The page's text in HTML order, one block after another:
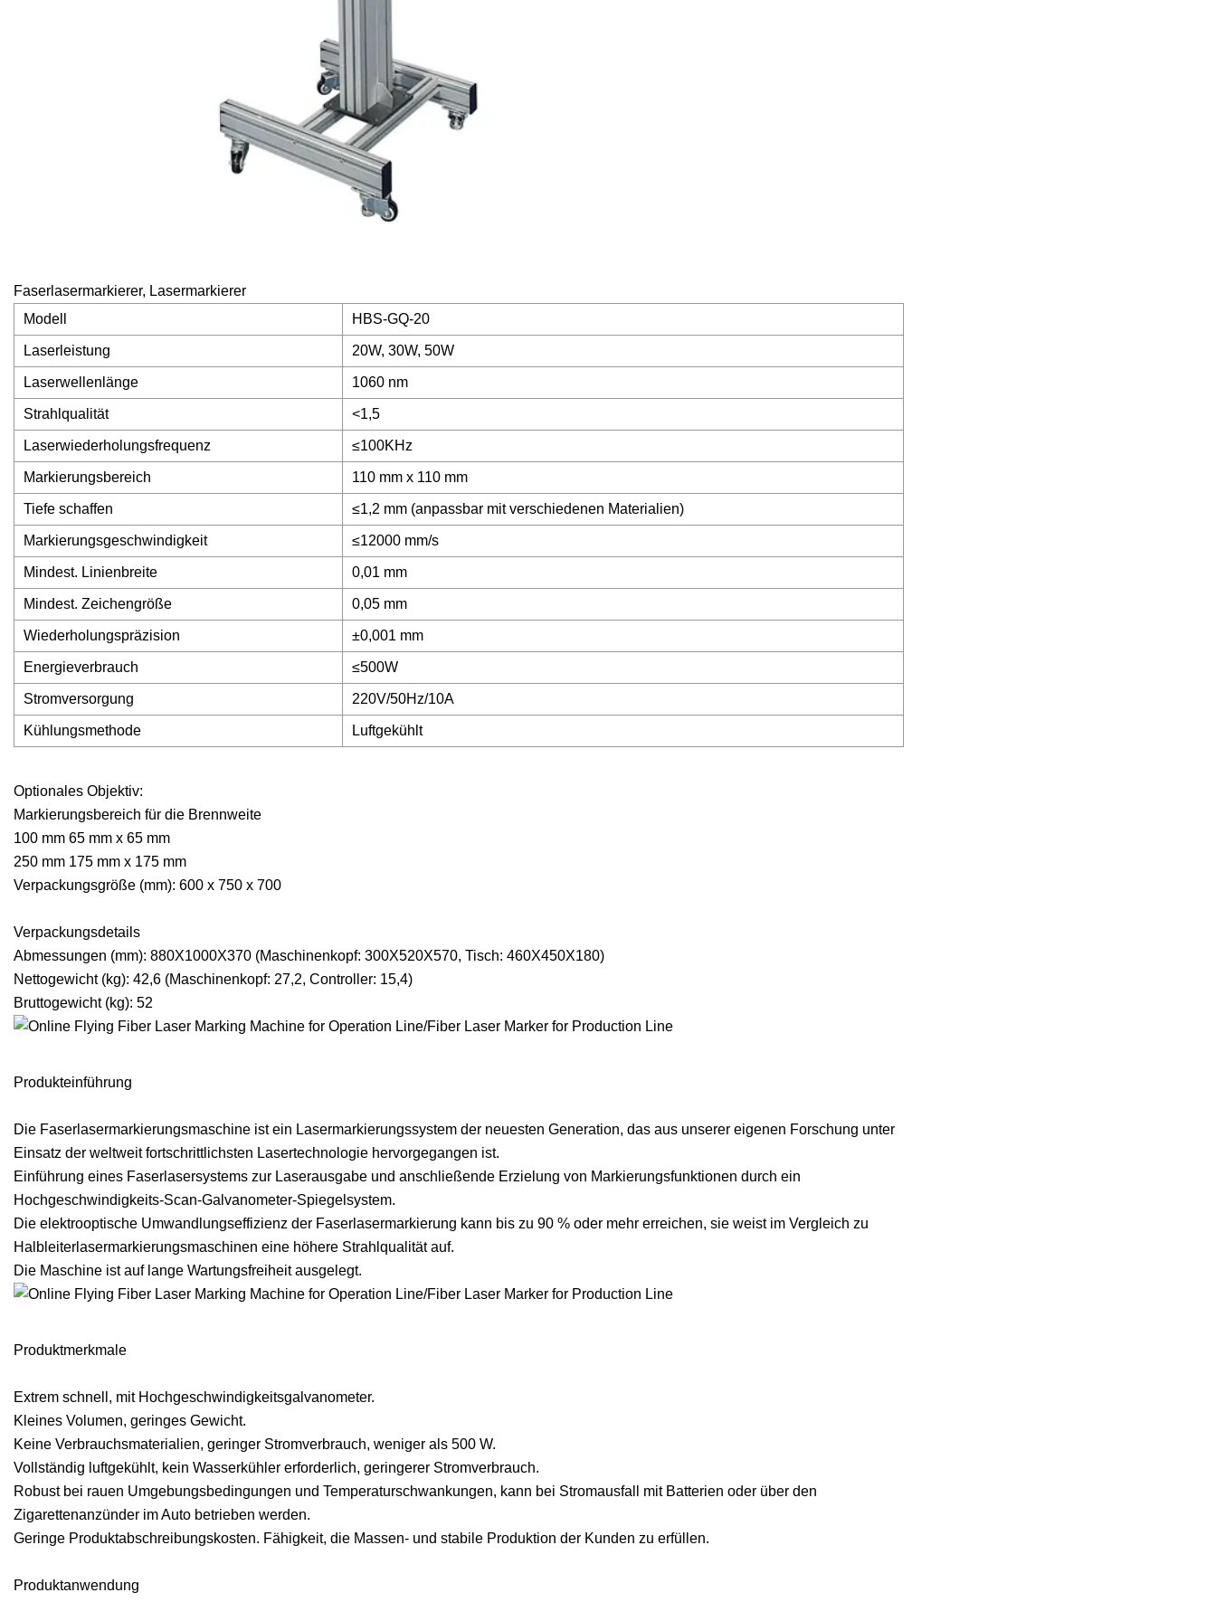
Faserlasermarkierer, Lasermarkierer
Modell
HBS-GQ-20
Laserleistung 20W, 30W, 50W
Laserwellenlänge 1060 nm
Strahlqualität <1,5
Laserwiederholungsfrequenz ≤100KHz
Markierungsbereich 110 mm x 110 mm
Tiefe schaffen ≤1,2 mm (anpassbar mit verschiedenen Materialien)
Markierungsgeschwindigkeit ≤12000 mm/s
Mindest. Linienbreite 0,01 mm
Mindest. Zeichengröße 0,05 mm
Wiederholungspräzision ±0,001 mm
Energieverbrauch ≤500W
Stromversorgung 220V/50Hz/10A
Kühlungsmethode Luftgekühlt
Optionales Objektiv:
Markierungsbereich für die Brennweite
100 mm 65 mm x 65 mm
250 mm 175 mm x 175 mm
Verpackungsgröße (mm): 600 x 750 x 700
Verpackungsdetails
Abmessungen (mm): 880X1000X370 (Maschinenkopf: 300X520X570, Tisch: 460X450X180)
Nettogewicht (kg): 42,6 (Maschinenkopf: 27,2, Controller: 15,4)
Bruttogewicht (kg): 52
Produkteinführung
Die Faserlasermarkierungsmaschine ist ein Lasermarkierungssystem der neuesten Generation, das aus unserer eigenen Forschung unter
Einsatz der weltweit fortschrittlichsten Lasertechnologie hervorgegangen ist.
Einführung eines Faserlasersystems zur Laserausgabe und anschließende Erzielung von Markierungsfunktionen durch ein
Hochgeschwindigkeits-Scan-Galvanometer-Spiegelsystem.
Die elektrooptische Umwandlungseffizienz der Faserlasermarkierung kann bis zu 90 % oder mehr erreichen, sie weist im Vergleich zu
Halbleiterlasermarkierungsmaschinen eine höhere Strahlqualität auf.
Die Maschine ist auf lange Wartungsfreiheit ausgelegt.
Produktmerkmale
Extrem schnell, mit Hochgeschwindigkeitsgalvanometer.
Kleines Volumen, geringes Gewicht.
Keine Verbrauchsmaterialien, geringer Stromverbrauch, weniger als 500 W.
Vollständig luftgekühlt, kein Wasserkühler erforderlich, geringerer Stromverbrauch.
Robust bei rauen Umgebungsbedingungen und Temperaturschwankungen, kann bei Stromausfall mit Batterien oder über den
Zigarettenanzünder im Auto betrieben werden.
Geringe Produktabschreibungskosten. Fähigkeit, die Massen- und stabile Produktion der Kunden zu erfüllen.
Produktanwendung